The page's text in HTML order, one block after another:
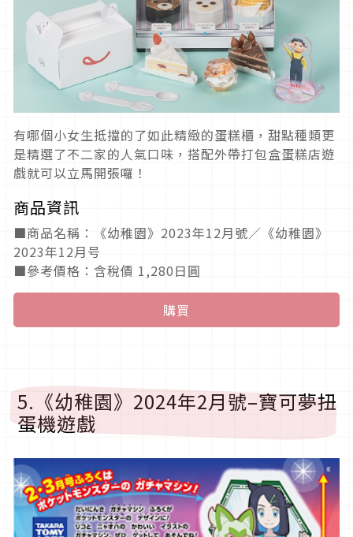
有哪個小女生抵擋的了如此精緻的蛋糕櫃，甜點種類更
是精選了不二家的人氣口味，搭配外帶打包盒蛋糕店遊
戲就可以立馬開張囉！
商品資訊
■商品名稱：《幼稚園》2023年12月號／《幼稚園》
2023年12月号
■參考價格：含稅價 1,280日圓
購買
5.《幼稚園》2024年2月號–寶可夢扭
蛋機遊戲